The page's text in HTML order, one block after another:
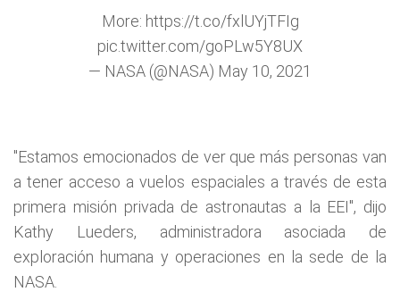
More: https://t.co/fxlUYjTFIg
pic.twitter.com/goPLw5Y8UX
— NASA (@NASA) May 10, 2021
"Estamos emocionados de ver que más personas van
a tener acceso a vuelos espaciales a través de esta
primera misión privada de astronautas a la EEI", dijo
Kathy Lueders, administradora asociada de
exploración humana y operaciones en la sede de la
NASA.